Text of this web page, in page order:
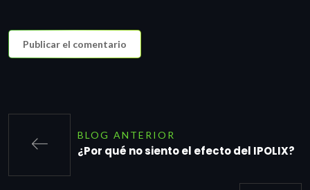
BLOG ANTERIOR
¿Por qué no siento el efecto del IPOLIX?